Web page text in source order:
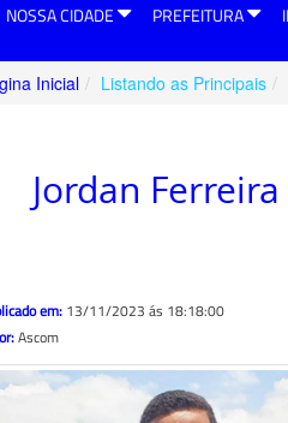
NOSSA CIDADE PREFEITURA
Inicial Listando as Principais
Jordan
em: 13/11/2023 ás 18:18:00
Ascom